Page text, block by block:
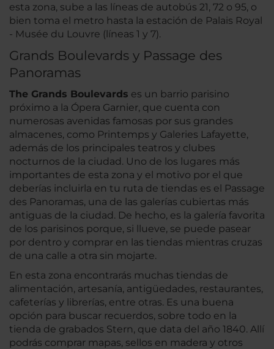
esta zona, sube a las líneas de autobús 21, 72 o 95, o
bien toma el metro hasta la estación de Palais Royal
- Musée du Louvre (líneas 1 y 7).
Grands Boulevards y Passage des
Panoramas
The Grands Boulevards es un barrio parisino
próximo a la Ópera Garnier, que cuenta con
numerosas avenidas famosas por sus grandes
almacenes, como Printemps y Galeries Lafayette,
además de los principales teatros y clubes
nocturnos de la ciudad. Uno de los lugares más
importantes de esta zona y el motivo por el que
deberías incluirla en tu ruta de tiendas es el Passage
des Panoramas, una de las galerías cubiertas más
antiguas de la ciudad. De hecho, es la galería favorita
de los parisinos porque, si llueve, se puede pasear
por dentro y comprar en las tiendas mientras cruzas
de una calle a otra sin mojarte.
En esta zona encontrarás muchas tiendas de
alimentación, artesanía, antigüedades, restaurantes,
cafeterías y librerías, entre otras. Es una buena
opción para buscar recuerdos, sobre todo en la
tienda de grabados Stern, que data del año 1840. Allí
podrás comprar mapas, sellos en madera y otros